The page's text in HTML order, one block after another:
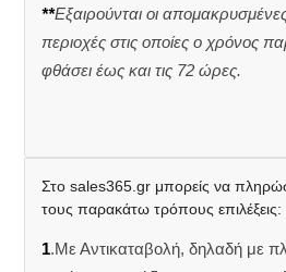
**Εξαιρούνται οι
περιοχές στις οποίες ο χρόνος
φθάσει έως και τις 72 ώρες.
Στο sales365.gr μπορείς να
τους παρακάτω τρόπους επιλέξεις:
1.Με Αντικαταβολή, δηλαδή με